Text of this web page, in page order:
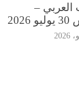
العربي –